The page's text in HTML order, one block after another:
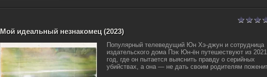
Мой идеальный незнакомец (2023)
Популярный телеведущий Юн Хэ-джун и сотрудница
издательского дома Пэк Юн-ён путешествуют из
год, где он пытается выяснить правду о серийных
убийствах, а она — не дать своим родителям